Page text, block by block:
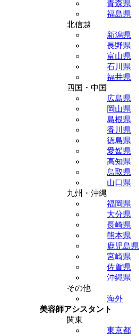
青森県
福島県
北信越
新潟県
長野県
富山県
石川県
福井県
四国・中国
広島県
岡山県
島根県
香川県
徳島県
愛媛県
高知県
鳥取県
山口県
九州・沖縄
福岡県
大分県
長崎県
熊本県
鹿児島県
宮崎県
佐賀県
沖縄県
その他
海外
美容師アシスタント
関東
東京都